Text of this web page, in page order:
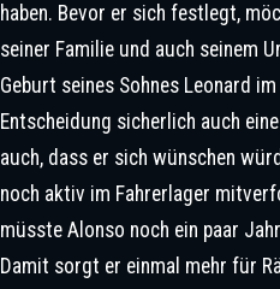
Hoffnung Prägte Die
Formel 1 Nach Spa
haben. Bevor er sich festlegt,
seiner Familie und auch seinem
Geburt seines Sohnes Leonard
Entscheidung sicherlich auch
auch, dass er sich wünschen
noch aktiv im Fahrerlager
müsste Alonso noch ein paar
Damit sorgt er einmal mehr für